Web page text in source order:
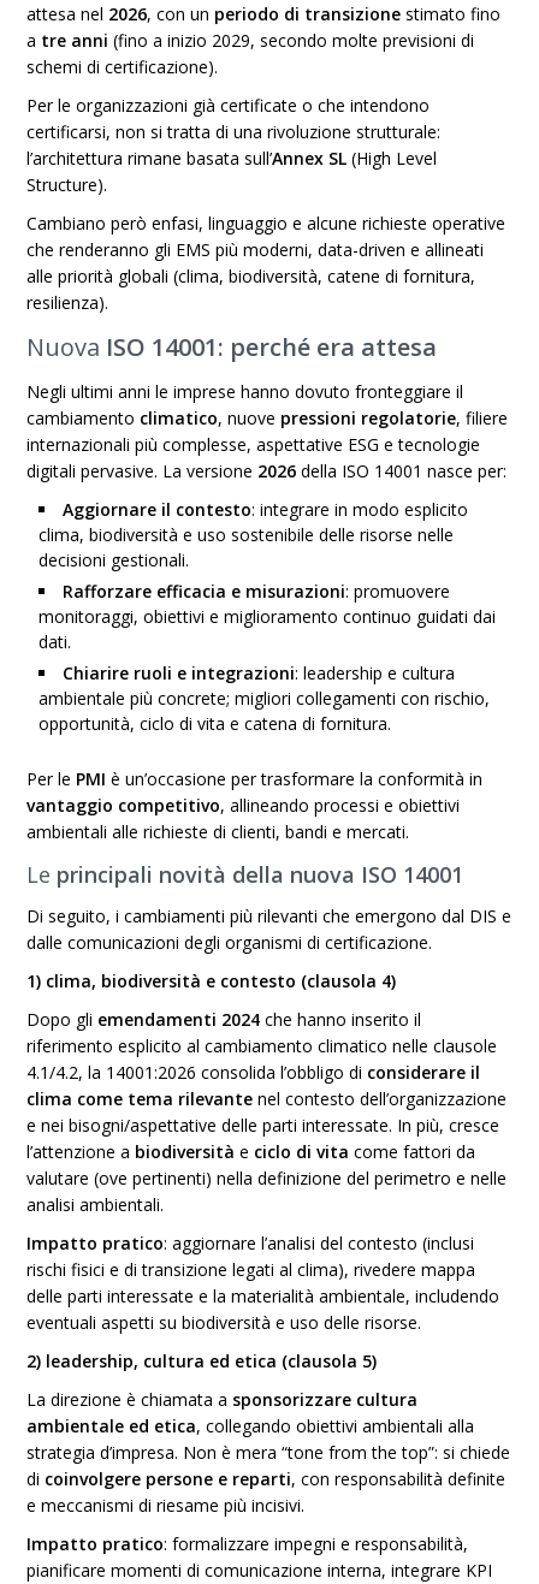
attesa nel 2026, con un periodo di transizione stimato fino
a tre anni (fino a inizio 2029, secondo molte previsioni di
schemi di certificazione).
Per le organizzazioni già certificate o che intendono
certificarsi, non si tratta di una rivoluzione strutturale:
l’architettura rimane basata sull’Annex SL (High Level
Structure).
Cambiano però enfasi, linguaggio e alcune richieste operative
che renderanno gli EMS più moderni, data-driven e allineati
alle priorità globali (clima, biodiversità, catene di fornitura,
resilienza).
Nuova ISO 14001: perché era attesa
Negli ultimi anni le imprese hanno dovuto fronteggiare il
cambiamento climatico, nuove pressioni regolatorie, filiere
internazionali più complesse, aspettative ESG e tecnologie
digitali pervasive. La versione 2026 della ISO 14001 nasce per:
Aggiornare il contesto: integrare in modo esplicito
clima, biodiversità e uso sostenibile delle risorse nelle
decisioni gestionali.
Rafforzare efficacia e misurazioni: promuovere
monitoraggi, obiettivi e miglioramento continuo guidati dai
dati.
Chiarire ruoli e integrazioni: leadership e cultura
ambientale più concrete; migliori collegamenti con rischio,
opportunità, ciclo di vita e catena di fornitura.
Per le PMI è un’occasione per trasformare la conformità in
vantaggio competitivo, allineando processi e obiettivi
ambientali alle richieste di clienti, bandi e mercati.
Le principali novità della nuova ISO 14001
Di seguito, i cambiamenti più rilevanti che emergono dal DIS e
dalle comunicazioni degli organismi di certificazione.
1) clima, biodiversità e contesto (clausola 4)
Dopo gli emendamenti 2024 che hanno inserito il
riferimento esplicito al cambiamento climatico nelle clausole
4.1/4.2, la 14001:2026 consolida l’obbligo di considerare il
clima come tema rilevante nel contesto dell’organizzazione
e nei bisogni/aspettative delle parti interessate. In più, cresce
l’attenzione a biodiversità e ciclo di vita come fattori da
valutare (ove pertinenti) nella definizione del perimetro e nelle
analisi ambientali.
Impatto pratico: aggiornare l’analisi del contesto (inclusi
rischi fisici e di transizione legati al clima), rivedere mappa
delle parti interessate e la materialità ambientale, includendo
eventuali aspetti su biodiversità e uso delle risorse.
2) leadership, cultura ed etica (clausola 5)
La direzione è chiamata a sponsorizzare cultura
ambientale ed etica, collegando obiettivi ambientali alla
strategia d’impresa. Non è mera “tone from the top”: si chiede
di coinvolgere persone e reparti, con responsabilità definite
e meccanismi di riesame più incisivi.
Impatto pratico: formalizzare impegni e responsabilità,
pianificare momenti di comunicazione interna, integrare KPI